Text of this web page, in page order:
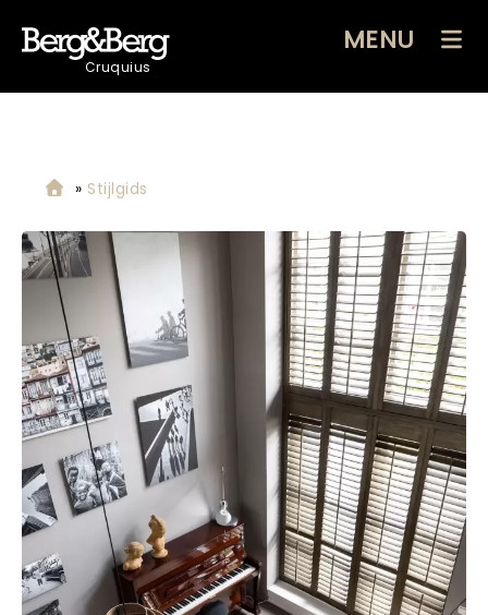
Cruquius
MENU
» Stijlgids